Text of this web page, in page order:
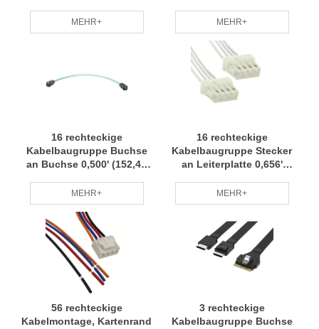
Kleine Charge Anpassung
Professionelles Team RCD
MEHR+
Kleine Charge Anpassung
Professionelles Team RCD
MEHR+
16 rechteckige
Kabelbaugruppe Buchse
an Buchse 0,500' (152,40
Kleine Charge Anpassung
Professionelles Team RCD
MEHR+
16 rechteckige
Kabelbaugruppe Stecker
an Leiterplatte 0,656'
Kabelbaum Kleine
Chargenanpassung
MEHR+
56 rechteckige
Kabelmontage, Kartenrand
3 rechteckige
Kabelbaugruppe Buchse